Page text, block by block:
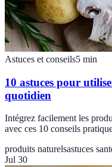
Astuces et conseils5 min
10 astuces pour
quotidien
Intégrez facilement les
avec ces 10 conseils
produits naturelsastuces
Jul 30